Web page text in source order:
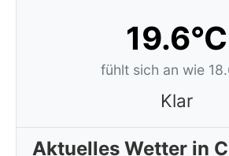
19.6°C
fühlt sich an wie
Klar
Aktuelles Wetter in